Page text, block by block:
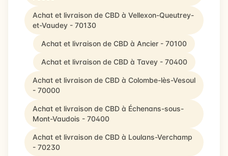
Achat et livraison de CBD à Vellexon-Queutrey-
et-Vaudey - 70130
Achat et livraison de CBD à Ancier - 70100
Achat et livraison de CBD à Tavey - 70400
Achat et livraison de CBD à Colombe-lès-Vesoul
- 70000
Achat et livraison de CBD à Échenans-sous-
Mont-Vaudois - 70400
Achat et livraison de CBD à Loulans-Verchamp
- 70230